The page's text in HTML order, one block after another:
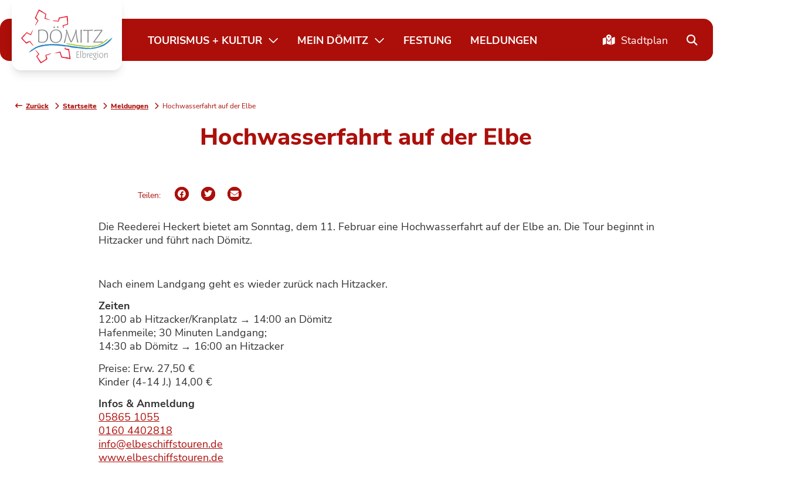
TOURISMUS + KULTUR MEIN DÖMITZ FESTUNG MELDUNGEN Stadtplan
Zurück Startseite Meldungen Hochwasserfahrt auf der Elbe
Hochwasserfahrt auf der Elbe
Teilen:
Die Reederei Heckert bietet am Sonntag, dem 11. Februar eine Hochwasserfahrt auf der Elbe an. Die Tour beginnt in
Hitzacker und führt nach Dömitz.
Nach einem Landgang geht es wieder zurück nach Hitzacker.
Zeiten
12:00 ab Hitzacker/Kranplatz → 14:00 an Dömitz
Hafenmeile; 30 Minuten Landgang;
14:30 ab Dömitz → 16:00 an Hitzacker
Preise: Erw. 27,50 €
Kinder (4-14 J.) 14,00 €
Infos & Anmeldung
05865 1055
0160 4402818
info@elbeschiffstouren.de
www.elbeschiffstouren.de